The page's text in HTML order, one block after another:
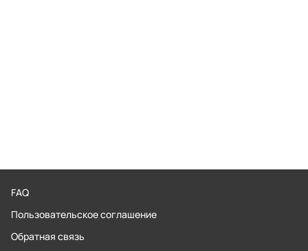
FAQ
Пользовательское соглашение
Обратная связь